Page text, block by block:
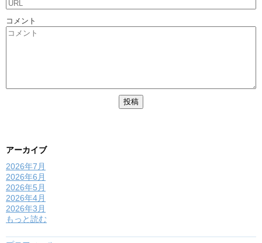
コメント
アーカイブ
2026年7月
2026年6月
2026年5月
2026年4月
2026年3月
もっと読む